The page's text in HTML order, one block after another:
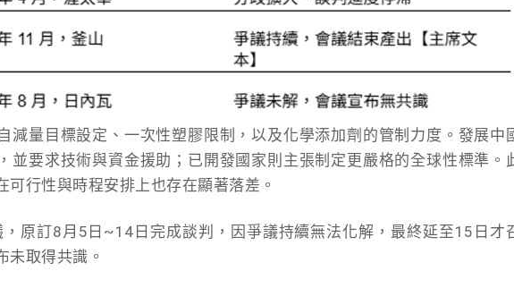
減量目標設定、一次性塑膠限制，以及化學添加劑的管制力度。發展中
並要求技術與資金援助；已開發國家則主張制定更嚴格的全球性標準。
可行性與時程安排上也存在顯著落差。
原訂8月5日~14日完成談判，因爭議持續無法化解，最終延至15日才
未取得共識。